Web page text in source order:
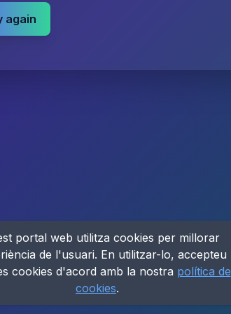
again
portal web utilitza cookies per millorar
de l'usuari. En utilitzar-lo, accepteu
cookies d'acord amb la nostra política de
cookies.